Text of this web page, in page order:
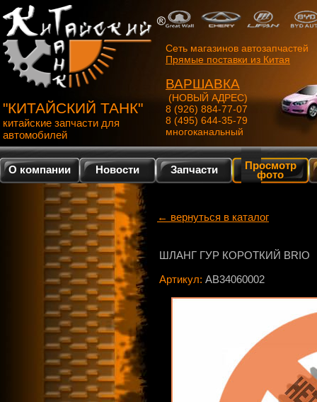
"КИТАЙСКИЙ ТАНК"
китайские запчасти для
автомобилей
Сеть магазинов автозапчастей
Прямые поставки из Китая
ВАРШАВКА
(НОВЫЙ АДРЕС)
8 (926) 884-77-07
8 (495) 644-35-79
многоканальный
О компании Новости Запчасти Просмотр
фото
← вернуться в каталог
ШЛАНГ ГУР КОРОТКИЙ BRIO
Артикул: AB34060002